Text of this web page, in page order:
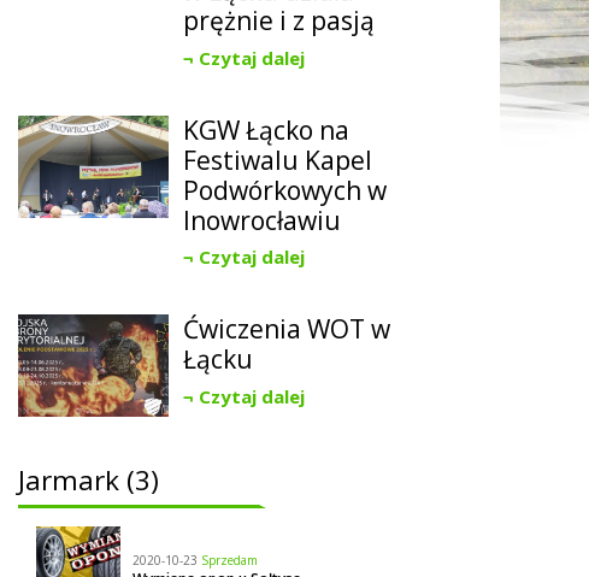
prężnie i z pasją
Czytaj dalej
KGW Łącko na
Festiwalu Kapel
Podwórkowych w
Inowrocławiu
Czytaj dalej
Ćwiczenia WOT w
Łącku
Czytaj dalej
Jarmark (3)
2020-10-23 Sprzedam